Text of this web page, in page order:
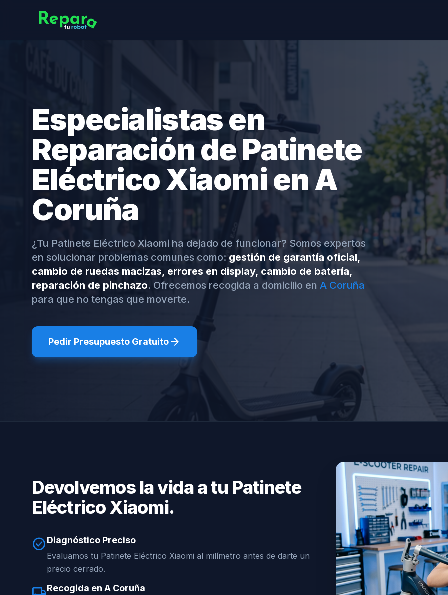
Especialistas en
Reparación de Patinete
Eléctrico Xiaomi en A
Coruña
¿Tu Patinete Eléctrico Xiaomi ha dejado de funcionar? Somos expertos
en solucionar problemas comunes como:gestión de garantía oficial,
cambio de ruedas macizas, errores en display, cambio de batería,
reparación de pinchazo. Ofrecemos recogida a domicilio en A Coruña
para que no tengas que moverte.
Pedir Presupuesto Gratuitoarrow_forward
Devolvemos la vida a tu Patinete
Eléctrico Xiaomi.
check_circleDiagnóstico Preciso
Evaluamos tu Patinete Eléctrico Xiaomi al milímetro antes de darte un
precio cerrado.
Recogida en A Coruña